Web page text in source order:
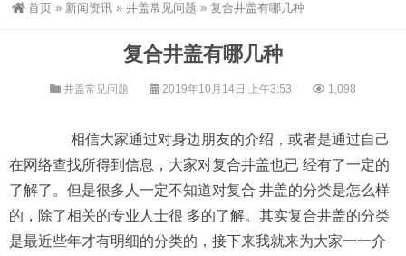
首页 » 新闻资讯 » 井盖常见问题 » 复合井盖有哪几种
复合井盖有哪几种
井盖常见问题 2019年10月14日 上午3:53 1,098
相信大家通过对身边朋友的介绍，或者是通过自己
在网络查找所得到信息，大家对复合井盖也已 经有了一定的
了解了。但是很多人一定不知道对复合 井盖的分类是怎么样
的，除了相关的专业人士很 多的了解。其实复合井盖的分类
是最近些年才有明细的分类的，接下来我就来为大家一一介